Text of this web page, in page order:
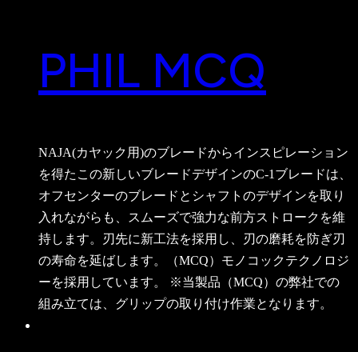
PHIL MCQ
NAJA(カヤック用)のブレードからインスピレーション
を得たこの新しいブレードデザインのC-1ブレードは、
オフセンターのブレードとシャフトのデザインを取り
入れながらも、スムーズで強力な前方ストロークを維
持します。刃先に新工法を採用し、刃の磨耗を防ぎ刃
の寿命を延ばします。（MCQ）モノコックテクノロジ
ーを採用しています。 ※当製品（MCQ）の弊社での
組み立ては、グリップの取り付け作業となります。